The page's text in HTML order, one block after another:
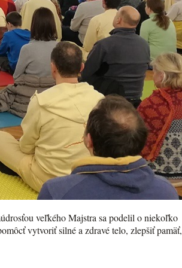
veľkého Majstra sa podelil o niekoľko
vytvoriť silné a zdravé telo, zlepšiť pamäť,